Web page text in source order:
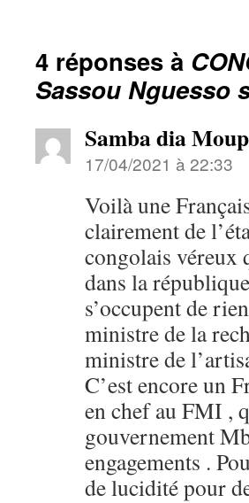
4 réponses à
Sassou Nguesso
Samba dia
17/04/2021 à 22:33
Voilà une
clairement de
congolais véreux
dans la
s’occupent de
ministre de la
ministre de
C’est encore un
en chef au FMI ,
gouvernement
engagements .
de lucidité pour